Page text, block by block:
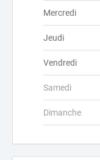
Mercredi
Jeudi
Vendredi
Samedi
Dimanche